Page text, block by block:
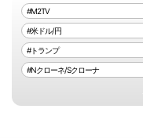
#M2TV
#米ドル/円
#トランプ
#Nクローネ/Sクローナ